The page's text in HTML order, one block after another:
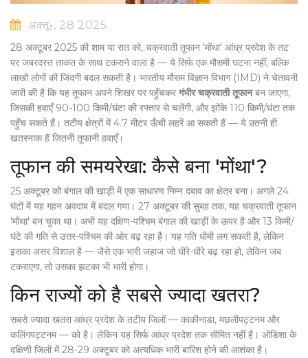
अक्तू॰, 28 2025
28 अक्टूबर 2025 की शाम या रात को, चक्रवाती तूफान 'मोंथा' आंध्र प्रदेश के तट
पर जबरदस्त ताकत के साथ टकराने वाला है — ये सिर्फ एक मौसमी घटना नहीं, बल्कि
लाखों लोगों की जिंदगी बदल सकती है। भारतीय मौसम विज्ञान विभाग (IMD) ने चेतावनी
जारी की है कि यह तूफान अपने शिखर पर पहुँचकर गंभीर चक्रवाती तूफानबन जाएगा,
जिसकी हवाएँ 90-100 किमी/घंटा की रफ्तार से चलेंगी, और झोंके 110 किमी/घंटा तक
पहुँच सकते हैं। तटीय क्षेत्रों में 4.7 मीटर ऊँची लहरें आ सकती हैं — ये उतनी ही
खतरनाक हैं जितनी तूफानी हवाएँ।
तूफान की समयरेखा: कैसे बना 'मोंथा'?
25 अक्टूबर को बंगाल की खाड़ी में एक साधारण निम्न दबाव का क्षेत्र बना। अगले 24
घंटों में यह गहन अवदाब में बदल गया। 27 अक्टूबर की सुबह तक, यह चक्रवाती तूफान
'मोंथा' बन चुका था। अभी यह दक्षिण-पश्चिम बंगाल की खाड़ी के ऊपर है और 13 किमी/
घंटे की गति से उत्तर-पश्चिम की ओर बढ़ रहा है। यह गति धीमी लग सकती है, लेकिन
इसका असर विशाल है — जैसे एक भारी जहाज जो धीरे-धीरे बढ़ रहा हो, लेकिन जब
टकराएगा, तो उसका झटका भी भारी होगा।
किन राज्यों को है सबसे ज्यादा खतरा?
सबसे ज्यादा खतरा आंध्र प्रदेश के तटीय जिलों — काकीनाडा, मछलीपट्टनमऔर
कलिंगपट्टनम— को है। लेकिन यह सिर्फ आंध्र प्रदेश तक सीमित नहीं है। ओडिशा के
दक्षिणी जिलों में 28-29 अक्टूबर को अत्यधिक भारी बारिश होने की आशंका है।